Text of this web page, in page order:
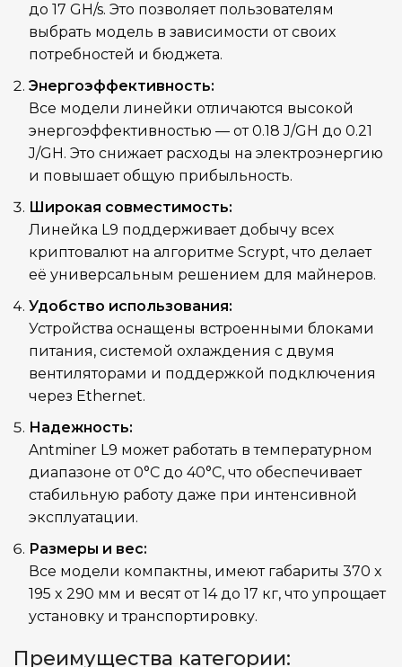
ОХЛАЖДЕНИЕ
БЛОК ПИТАНИЯ
УРОВЕНЬ ШУМА 75 дБ
ДАТА ВЫХОДА(РЕЛИЗ)
400 x 195 x 290
ГАБАРИТЫ КОРОБКИ
ВЕС НЕТТО, КГ
РАБОЧАЯ ТЕМПЕРАТУРА 0~40°C
ПРОИЗВОДИТЕЛЬ
МОДЕЛЬ L9
до 17 GH/s. Это позволяет пользователям
выбрать модель в зависимости от своих
потребностей и бюджета.
Энергоэффективность:
Все модели линейки отличаются высокой
энергоэффективностью — от 0.18 J/GH до 0.21
J/GH. Это снижает расходы на электроэнергию
и повышает общую прибыльность.
Широкая совместимость:
Линейка L9 поддерживает добычу всех
криптовалют на алгоритме Scrypt, что делает
её универсальным решением для майнеров.
Удобство использования:
Устройства оснащены встроенными блоками
питания, системой охлаждения с двумя
вентиляторами и поддержкой подключения
через Ethernet.
Надежность:
Antminer L9 может работать в температурном
диапазоне от 0°C до 40°C, что обеспечивает
стабильную работу даже при интенсивной
эксплуатации.
Размеры и вес:
Все модели компактны, имеют габариты 370 x
195 x 290 мм и весят от 14 до 17 кг, что упрощает
установку и транспортировку.
Преимущества категории: